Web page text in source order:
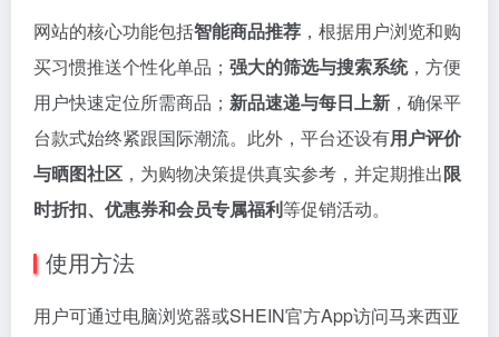
网站的核心功能包括智能商品推荐 ，根据用户浏览和购
买习惯推送个性化单品； 强大的筛选与搜索系统，方便
用户快速定位所需商品； 新品速递与每日上新 ，确保平
台款式始终紧跟国际潮流。此外，平台还设有用户评价
与晒图社区 ，为购物决策提供真实参考，并定期推出限
时折扣、优惠券和会员专属福利等促销活动。
使用方法
用户可通过电脑浏览器或SHEIN官方App访问马来西亚